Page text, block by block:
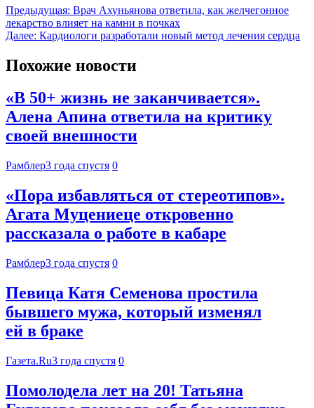
Предыдущая: Врач Ахуньянова ответила, как желчегонное
лекарство влияет на камни в почках
Далее: Кардиологи разработали новый метод лечения сердца
Похожие новости
«В 50+ жизнь не заканчивается».
Алена Апина ответила на критику
своей внешности
Рамблер3 года спустя 0
«Пора избавляться от стереотипов».
Агата Муцениеце откровенно
рассказала о работе в кабаре
Рамблер3 года спустя 0
Певица Катя Семенова простила
бывшего мужа, который изменял
ей в браке
Газета.Ru3 года спустя 0
Помолодела лет на 20! Татьяна